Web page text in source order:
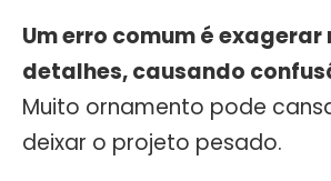
Um erro comum é exagerar
detalhes, causando
Muito ornamento pode
deixar o projeto pesado.